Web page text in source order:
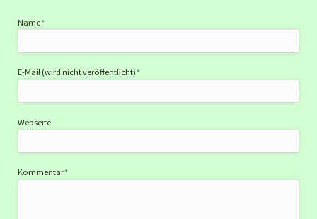
Pflichtfeld
Name*
Pflichtfeld
E-Mail (wird nicht veröffentlicht) *
Webseite
Pflichtfeld
Kommentar*